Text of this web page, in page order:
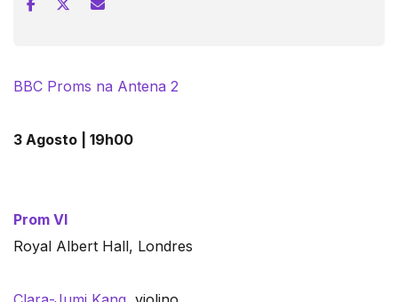
BBC Proms na Antena 2
3 Agosto | 19h00
Prom VI
Royal Albert Hall, Londres